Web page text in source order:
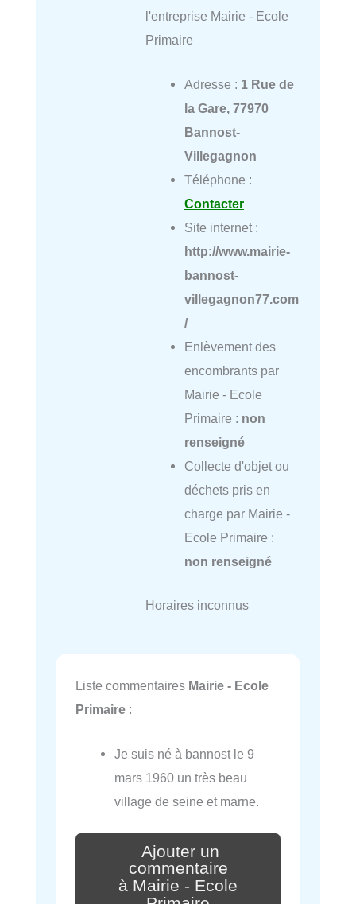
l'entreprise Mairie - Ecole
Primaire
Adresse : 1 Rue de
la Gare, 77970
Bannost-
Villegagnon
Téléphone :
Contacter
Site internet :
http://www.mairie-
bannost-
villegagnon77.com
/
Enlèvement des
encombrants par
Mairie - Ecole
Primaire : non
renseigné
Collecte d'objet ou
déchets pris en
charge par Mairie -
Ecole Primaire :
non renseigné
Horaires inconnus
Liste commentaires Mairie - Ecole
Primaire :
Je suis né à bannost le 9
mars 1960 un très beau
village de seine et marne.
Ajouter un
commentaire
à Mairie - Ecole